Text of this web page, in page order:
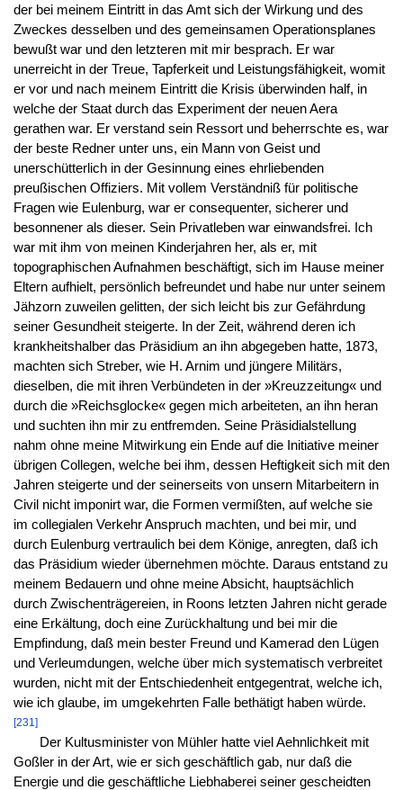
der bei meinem Eintritt in das Amt sich der Wirkung und des
Zweckes desselben und des gemeinsamen Operationsplanes
bewußt war und den letzteren mit mir besprach. Er war
unerreicht in der Treue, Tapferkeit und Leistungsfähigkeit, womit
er vor und nach meinem Eintritt die Krisis überwinden half, in
welche der Staat durch das Experiment der neuen Aera
gerathen war. Er verstand sein Ressort und beherrschte es, war
der beste Redner unter uns, ein Mann von Geist und
unerschütterlich in der Gesinnung eines ehrliebenden
preußischen Offiziers. Mit vollem Verständniß für politische
Fragen wie Eulenburg, war er consequenter, sicherer und
besonnener als dieser. Sein Privatleben war einwandsfrei. Ich
war mit ihm von meinen Kinderjahren her, als er, mit
topographischen Aufnahmen beschäftigt, sich im Hause meiner
Eltern aufhielt, persönlich befreundet und habe nur unter seinem
Jähzorn zuweilen gelitten, der sich leicht bis zur Gefährdung
seiner Gesundheit steigerte. In der Zeit, während deren ich
krankheitshalber das Präsidium an ihn abgegeben hatte, 1873,
machten sich Streber, wie H. Arnim und jüngere Militärs,
dieselben, die mit ihren Verbündeten in der »Kreuzzeitung« und
durch die »Reichsglocke« gegen mich arbeiteten, an ihn heran
und suchten ihn mir zu entfremden. Seine Präsidialstellung
nahm ohne meine Mitwirkung ein Ende auf die Initiative meiner
übrigen Collegen, welche bei ihm, dessen Heftigkeit sich mit den
Jahren steigerte und der seinerseits von unsern Mitarbeitern in
Civil nicht imponirt war, die Formen vermißten, auf welche sie
im collegialen Verkehr Anspruch machten, und bei mir, und
durch Eulenburg vertraulich bei dem Könige, anregten, daß ich
das Präsidium wieder übernehmen möchte. Daraus entstand zu
meinem Bedauern und ohne meine Absicht, hauptsächlich
durch Zwischenträgereien, in Roons letzten Jahren nicht gerade
eine Erkältung, doch eine Zurückhaltung und bei mir die
Empfindung, daß mein bester Freund und Kamerad den Lügen
und Verleumdungen, welche über mich systematisch verbreitet
wurden, nicht mit der Entschiedenheit entgegentrat, welche ich,
wie ich glaube, im umgekehrten Falle bethätigt haben würde.
[231]
Der Kultusminister von Mühler hatte viel Aehnlichkeit mit
Goßler in der Art, wie er sich geschäftlich gab, nur daß die
Energie und die geschäftliche Liebhaberei seiner gescheidten